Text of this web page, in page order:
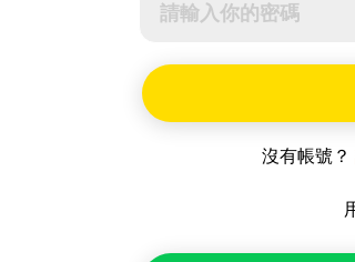
沒有帳號？